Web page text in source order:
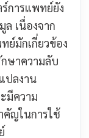
การแพทย์ยัง
เนื่องจาก
ย์มักเกี่ยวข้อง
ษาความลับ
ปลงาน
มีความ
คัญในการใช้